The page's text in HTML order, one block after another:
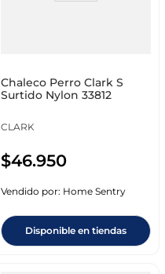
Chaleco Perro Clark S
Surtido Nylon 33812
CLARK
$46.950
Vendido por: Home Sentry
Disponible en tiendas